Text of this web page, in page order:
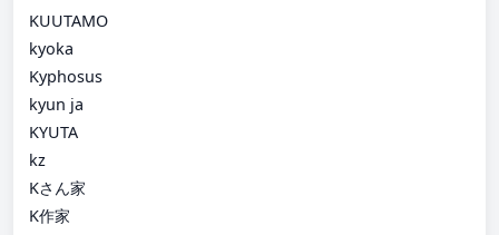
KUUTAMO
kyoka
Kyphosus
kyun ja
KYUTA
kz
Kさん家
K作家